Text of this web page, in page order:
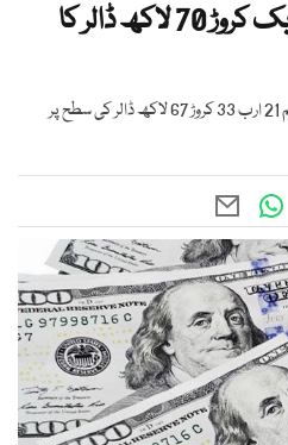
زرمبادلہ کے ذخائرمیں ایک کروڑ 70 لاکھ ڈالر کا
زرمبادلہ کے مجموعی قومی ذخائر کا حجم 21 ارب 33 کروڑ 67 لاکھ ڈالر کی سطح پر